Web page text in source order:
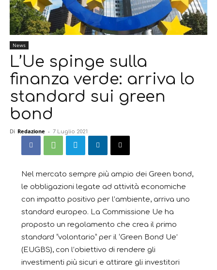
News
L’Ue spinge sulla
finanza verde: arriva lo
standard sui green
bond
Di Redazione - 7 Luglio 2021
Nel mercato sempre più ampio dei Green bond,
le obbligazioni legate ad attività economiche
con impatto positivo per l’ambiente, arriva uno
standard europeo. La Commissione Ue ha
proposto un regolamento che crea il primo
standard “volontario” per il ‘Green Bond Ue’
(EUGBS), con l’obiettivo di rendere gli
investimenti più sicuri e attirare gli investitori